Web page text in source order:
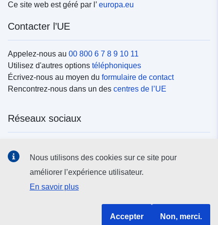
Ce site web est géré par l’ europa.eu
Contacter l’UE
Appelez-nous au 00 800 6 7 8 9 10 11
Utilisez d'autres options téléphoniques
Écrivez-nous au moyen du formulaire de contact
Rencontrez-nous dans un des centres de l’UE
Réseaux sociaux
Institutions et organes de l’UE
Nous utilisons des cookies sur ce site pour
améliorer l’expérience utilisateur.
En savoir plus
Accepter Non, merci.